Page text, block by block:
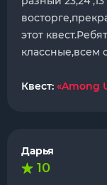
этот
классные,всем
Квест: «Among
Дарья
10